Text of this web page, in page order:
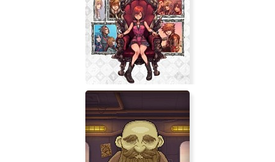
Tokyo Xtreme Racer: Drift 2